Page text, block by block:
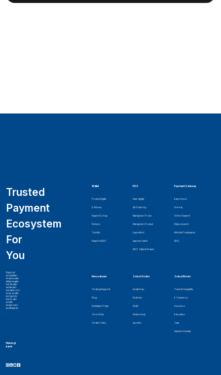
Trusted
Payment
Ecosystem
For
You
Bayarind
menjadikan
Anda mudah
dalam segala
hal. Mudah
melakukan
transaksi non-
tunai, mudah
mengelola
bisnis, dan
mudah
memproses
pembayaran.
Hubungi
kami:
Wallet
Produk Digital
E-Money
Bayarind Shop
Delivery
Transfer
Bayarind QRIS
POS
Kasir digital
QR Ordering
Manajemen Promo
Manajemen Produk
Ingredient
Laporan Usaha
QRIS Statis & Dinamis
Payment Gateway
Easy Invoice
One Pay
Online Payment
Disbursement
Metode Pembayaran
QRIS
Perusahaan
Tentang Bayarind
Blog
Kebijakan Privasi
Term of Use
Contact Sales
Solusi Usaha
Kedai Kopi
Restoran
Retail
Barbershop
Laundry
Solusi Bisnis
Travel & Hospitality
E-Commerce
Insurance
Education
Saas
Layanan Investasi